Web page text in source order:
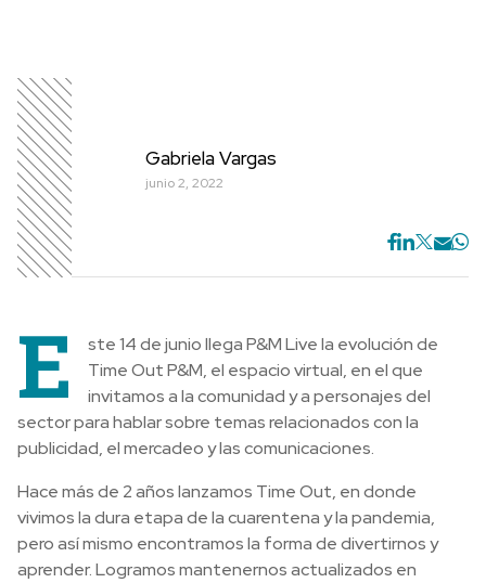
Gabriela Vargas
junio 2, 2022
E
ste 14 de junio llega P&M Live la evolución de
Time Out P&M, el espacio virtual, en el que
invitamos a la comunidad y a personajes del
sector para hablar sobre temas relacionados con la
publicidad, el mercadeo y las comunicaciones.
Hace más de 2 años lanzamos Time Out, en donde
vivimos la dura etapa de la cuarentena y la pandemia,
pero así mismo encontramos la forma de divertirnos y
aprender. Logramos mantenernos actualizados en